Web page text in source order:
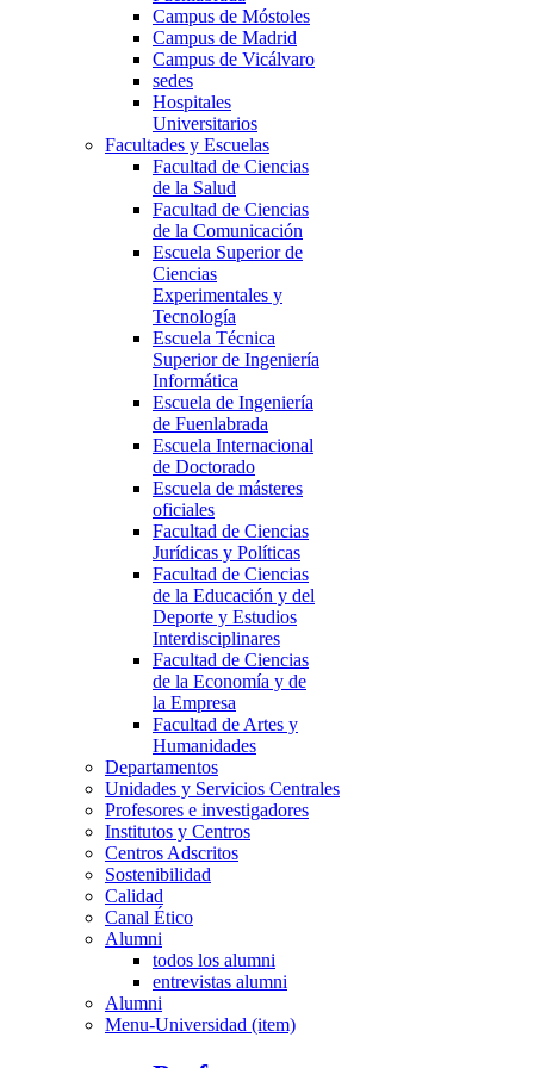
Campus de Móstoles
Campus de Madrid
Campus de Vicálvaro
sedes
Hospitales
Universitarios
Facultades y Escuelas
Facultad de Ciencias
de la Salud
Facultad de Ciencias
de la Comunicación
Escuela Superior de
Ciencias
Experimentales y
Tecnología
Escuela Técnica
Superior de Ingeniería
Informática
Escuela de Ingeniería
de Fuenlabrada
Escuela Internacional
de Doctorado
Escuela de másteres
oficiales
Facultad de Ciencias
Jurídicas y Políticas
Facultad de Ciencias
de la Educación y del
Deporte y Estudios
Interdisciplinares
Facultad de Ciencias
de la Economía y de
la Empresa
Facultad de Artes y
Humanidades
Departamentos
Unidades y Servicios Centrales
Profesores e investigadores
Institutos y Centros
Centros Adscritos
Sostenibilidad
Calidad
Canal Ético
Alumni
todos los alumni
entrevistas alumni
Alumni
Menu-Universidad (item)